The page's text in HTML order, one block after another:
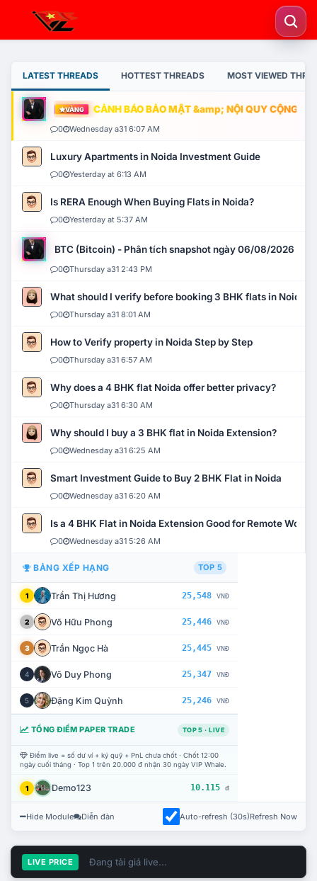
LATEST THREADS HOTTEST THREADS MOST VIEWED
VÀNG CẢNH BÁO BẢO MẬT &amp; NỘI QUY CỘNG
0 Wednesday a31 6:07 AM
Luxury Apartments in Noida Investment Guide
0 Yesterday at 6:13 AM
Is RERA Enough When Buying Flats in Noida?
0 Yesterday at 5:37 AM
BTC (Bitcoin) - Phân tích snapshot ngày 06/08/2026
0 Thursday a31 2:43 PM
What should I verify before booking 3 BHK flats in Noida?
0 Thursday a31 8:01 AM
How to Verify property in Noida Step by Step
0 Thursday a31 6:57 AM
Why does a 4 BHK flat Noida offer better privacy?
0 Thursday a31 6:30 AM
Why should I buy a 3 BHK flat in Noida Extension?
0 Wednesday a31 6:25 AM
Smart Investment Guide to Buy 2 BHK Flat in Noida
0 Wednesday a31 6:20 AM
Is a 4 BHK Flat in Noida Extension Good for Remote Work?
0 Wednesday a31 5:26 AM
BẢNG XẾP HẠNG TOP 5
1 Trần Thị Hương 25,548 VNĐ
2 Võ Hữu Phong 25,446 VNĐ
3 Trần Ngọc Hà 25,445 VNĐ
4 Võ Duy Phong 25,347 VNĐ
5 Đặng Kim Quỳnh 25,246 VNĐ
TỔNG ĐIỂM PAPER TRADE TOP 5 · LIVE
Điểm live = số dư ví + ký quỹ + PnL chưa chốt · Chốt 12:00
ngày cuối tháng · Top 1 trên 20.000 đ nhận 30 ngày VIP Whale.
1 Demo123 10.115 đ
Hide Module Diễn đàn Auto-refresh (30s)Refresh Now
LIVE PRICE Đang tải giá live...